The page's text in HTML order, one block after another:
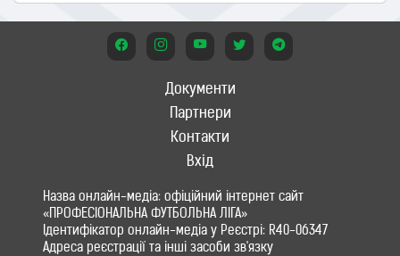
Документи
Партнери
Контакти
Вхід
Назва онлайн-медіа: офіційний інтернет сайт
«ПРОФЕСІОНАЛЬНА ФУТБОЛЬНА ЛІГА»
Ідентифікатор онлайн-медіа у Реєстрі: R40-06347
Адреса реєстрації та інші засоби зв'язку